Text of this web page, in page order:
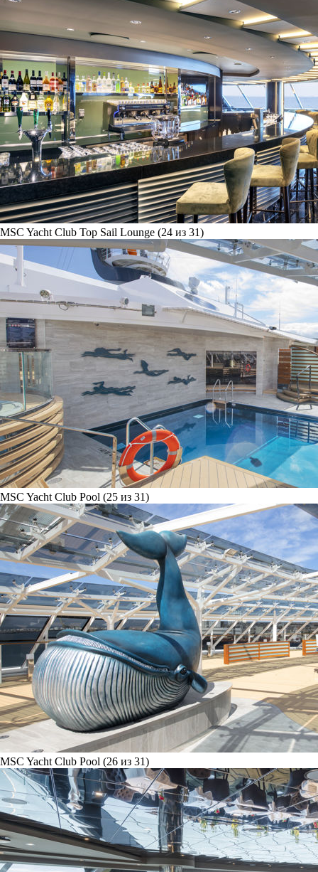
MSC Yacht Club Top Sail Lounge (24 из 31)
MSC Yacht Club Pool (25 из 31)
MSC Yacht Club Pool (26 из 31)